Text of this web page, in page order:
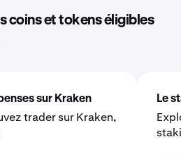
coins et tokens éligibles
sur Kraken
trader sur Kraken,
Le